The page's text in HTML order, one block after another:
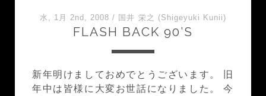
水, 1月 2nd, 2008 / 国井 栄之 (Shigeyuki Kunii)
FLASH BACK 90’S
新年明けましておめでとうございます。 旧
年中は皆様に大変お世話になりました。 今